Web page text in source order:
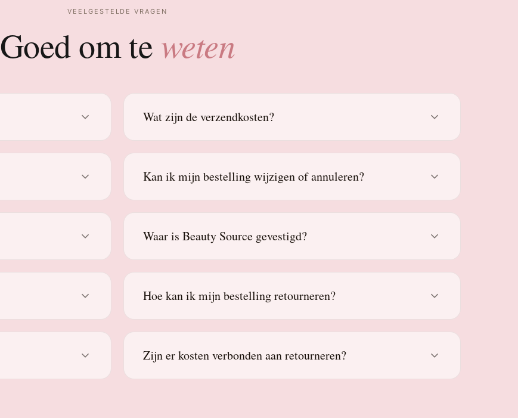
VEELGESTELDE VRAGEN
Goed om te weten
Wat zijn de verzendkosten?
Kan ik mijn bestelling wijzigen of annuleren?
Waar is Beauty Source gevestigd?
Hoe kan ik mijn bestelling retourneren?
Zijn er kosten verbonden aan retourneren?